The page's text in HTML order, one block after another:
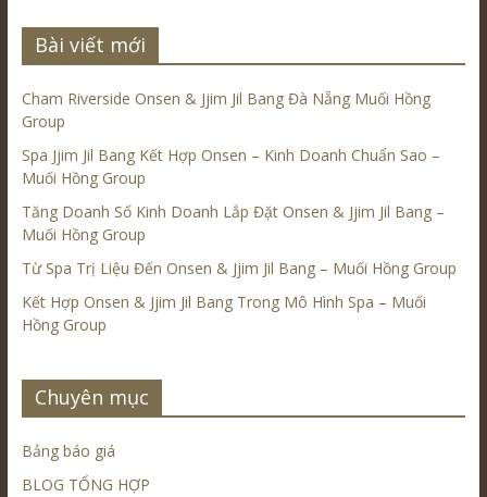
Bài viết mới
Cham Riverside Onsen & Jjim Jil Bang Đà Nẵng Muối Hồng
Group
Spa Jjim Jil Bang Kết Hợp Onsen – Kinh Doanh Chuẩn Sao –
Muối Hồng Group
Tăng Doanh Số Kinh Doanh Lắp Đặt Onsen & Jjim Jil Bang –
Muối Hồng Group
Từ Spa Trị Liệu Đến Onsen & Jjim Jil Bang – Muối Hồng Group
Kết Hợp Onsen & Jjim Jil Bang Trong Mô Hình Spa – Muối
Hồng Group
Chuyên mục
Bảng báo giá
BLOG TỔNG HỢP